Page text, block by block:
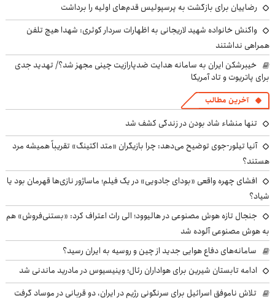
رضاییان برای بازگشت به پرسپولیس قدم‌های اولیه را برداشت
واکنش خانواده شهید لاریجانی به اظهارات سردار کوثری: شهدا هیچ تلفن
همراهی نداشتند
خیبرشکن ایران به سامانه هدایت ضدپارازیت چینی مجهز شد؟/ تهدید جدی
برای پاتریوت و تاد آمریکا
آخرین مطالب
تنها منشاء شاد بودن در زندگی کشف شد
آنیا تیلور-جوی توضیح می‌دهد: چرا بازیگران «متد اکتینگ» تقریباً همیشه مرد
هستند؟
افشای چهره واقعی «بودای جادویی» در یک فیلم؛ ماساژور نازی‌ها قهرمان بود یا
شیاد؟
جنجال تازه هوش مصنوعی در هالیوود؛ الی راث اعتراف کرد: «بستنی‌فروش» هم
به هوش مصنوعی آلوده شد
سامانه‌های دفاع هوایی جدید از چین و روسیه به ایران رسید؟
ادامه تابستان شیرین برای هواداران رئال؛ وینیسیوس در مادرید ماندنی شد
تلاش ناموفق اسرائیل برای سرنگونی رژیم در ایران، دو قربانی در موساد گرفت